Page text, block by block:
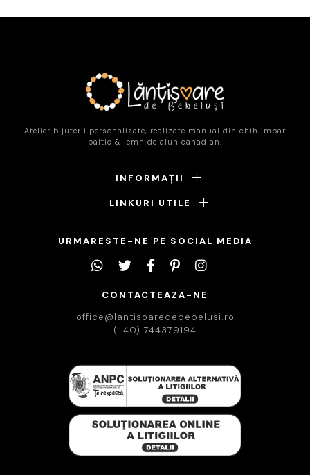
Atelier bijuterii personalizate, realizate manual din chihlimbar
baltic & lemn de alun canadian.
INFORMAȚII
LINKURI UTILE
URMARESTE-NE PE SOCIAL MEDIA
CONTACTEAZA-NE
office@lantisoaredebebelusi.ro
(+40) 744379194